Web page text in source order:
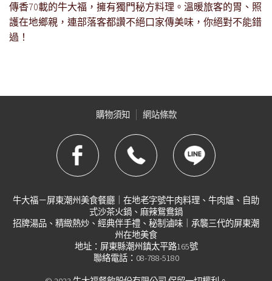
傳香70載的牛大福，擁有獨門秘方料理。溫暖旅客的胃、照
護在地鄉親，連部落客都讚不絕口家傳美味，你絕對不能錯
過！
購物須知 網站條款
牛大福－屏東潮州美食餐廳｜在地老字號牛肉料理、牛肉爐、自助
式沙茶火鍋、麻辣鴛鴦鍋
招牌湯品、精緻熱炒、經典伴手禮、秘制滷味｜承襲三代的屏東潮
州在地美食
地址：屏東縣潮州鎮太平路165號
聯絡電話：08-788-5180